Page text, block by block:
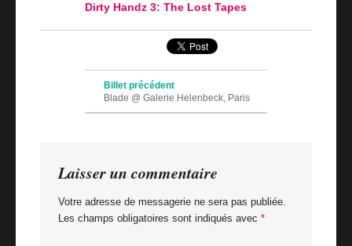
Dirty Handz 3: The Lost Tapes
Billet précédent
Blade @ Galerie Helenbeck, Paris
Laisser un commentaire
Votre adresse de messagerie ne sera pas publiée.
Les champs obligatoires sont indiqués avec *